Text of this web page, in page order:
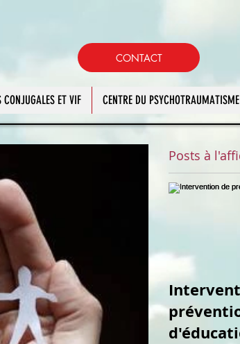
CONTACT
CONJUGALES ET VIF CENTRE DU PSYCHOTRAUMATISME
Posts à